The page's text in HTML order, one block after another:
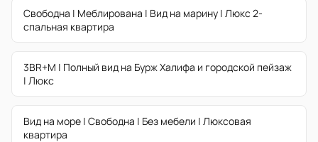
Свободна | Меблирована | Вид на марину | Люкс 2-
спальная квартира
3BR+M | Полный вид на Бурж Халифа и городской пейзаж
| Люкс
Вид на море | Свободна | Без мебели | Люксовая
квартира